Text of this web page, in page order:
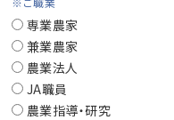
専業農家
兼業農家
農業法人
JA職員
農業指導・研究